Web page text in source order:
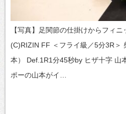
【写真】足関節の仕掛けからフィ
(C)RIZIN FF ＜フライ級／5分3R＞
本） Def.1R1分45秒by ヒザ十字 山
ポーの山本がイ…